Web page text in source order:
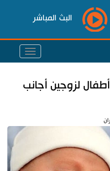
البث المباشر
«رويان» تعلن ولادة 10 أطفال لزوجين أجانب